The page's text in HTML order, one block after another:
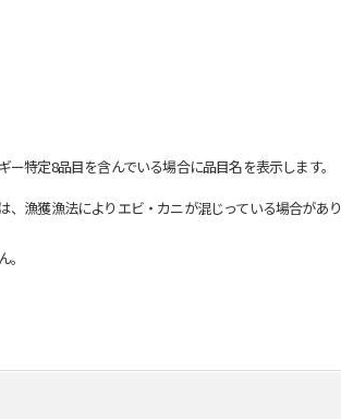
特定8品目を含んでいる場合に品目名を表示します。
漁獲漁法によりエビ・カニが混じっている場合があ